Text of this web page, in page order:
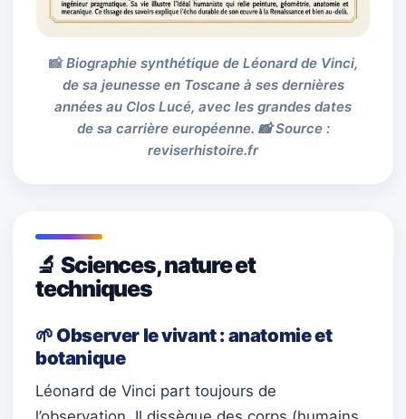
Biographie synthétique de Léonard de Vinci,
de sa jeunesse en Toscane à ses dernières
années au Clos Lucé, avec les grandes dates
de sa carrière européenne. 📸 Source :
reviserhistoire.fr
🔬 Sciences, nature et
techniques
🌱 Observer le vivant : anatomie et
botanique
Léonard de Vinci part toujours de